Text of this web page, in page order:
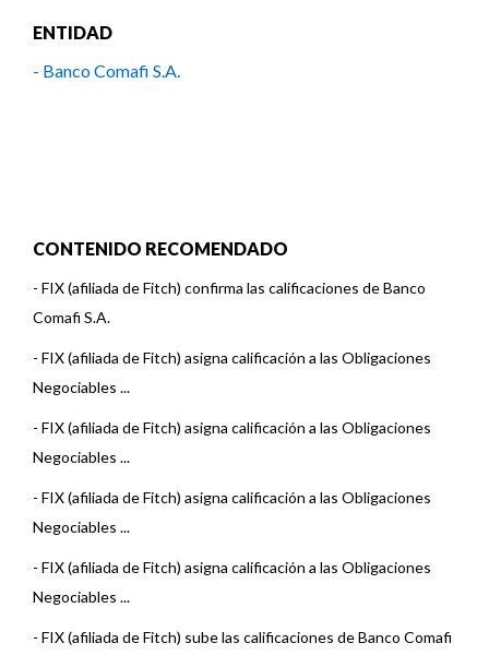
ENTIDAD
- Banco Comafi S.A.
CONTENIDO RECOMENDADO
- FIX (afiliada de Fitch) confirma las calificaciones de Banco
Comafi S.A.
- FIX (afiliada de Fitch) asigna calificación a las Obligaciones
Negociables ...
- FIX (afiliada de Fitch) asigna calificación a las Obligaciones
Negociables ...
- FIX (afiliada de Fitch) asigna calificación a las Obligaciones
Negociables ...
- FIX (afiliada de Fitch) asigna calificación a las Obligaciones
Negociables ...
- FIX (afiliada de Fitch) sube las calificaciones de Banco Comafi